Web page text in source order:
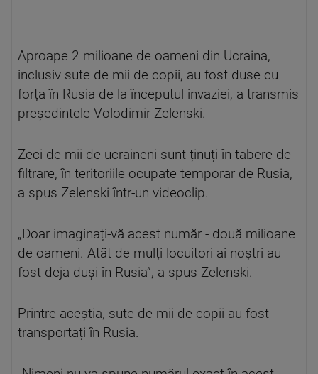
Aproape 2 milioane de oameni din Ucraina,
inclusiv sute de mii de copii, au fost duse cu
forța în Rusia de la începutul invaziei, a transmis
președintele Volodimir Zelenski.
Zeci de mii de ucraineni sunt ținuți în tabere de
filtrare, în teritoriile ocupate temporar de Rusia,
a spus Zelenski într-un videoclip.
„Doar imaginați-vă acest număr - două milioane
de oameni. Atât de mulți locuitori ai noștri au
fost deja duși în Rusia”, a spus Zelenski.
Printre aceștia, sute de mii de copii au fost
transportați în Rusia.